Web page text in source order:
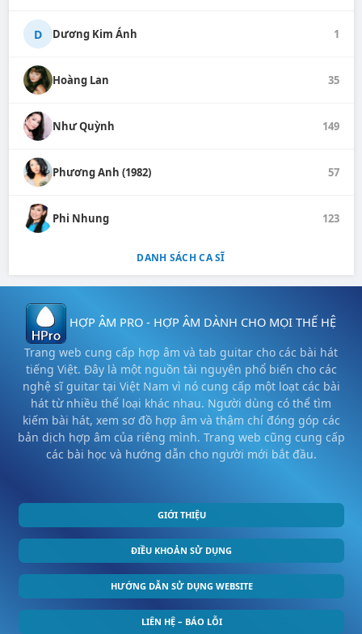
D Dương Kim Ánh 1
Hoàng Lan 35
Như Quỳnh 149
Phương Anh (1982) 57
Phi Nhung 123
DANH SÁCH CA SĨ
HỢP ÂM PRO - HỢP ÂM DÀNH CHO MỌI THẾ HỆ
Trang web cung cấp hợp âm và tab guitar cho các bài hát
tiếng Việt. Đây là một nguồn tài nguyên phổ biến cho các
nghệ sĩ guitar tại Việt Nam vì nó cung cấp một loạt các bài
hát từ nhiều thể loại khác nhau. Người dùng có thể tìm
kiếm bài hát, xem sơ đồ hợp âm và thậm chí đóng góp các
bản dịch hợp âm của riêng mình. Trang web cũng cung cấp
các bài học và hướng dẫn cho người mới bắt đầu.
GIỚI THIỆU
ĐIỀU KHOẢN SỬ DỤNG
HƯỚNG DẪN SỬ DỤNG WEBSITE
LIÊN HỆ – BÁO LỖI